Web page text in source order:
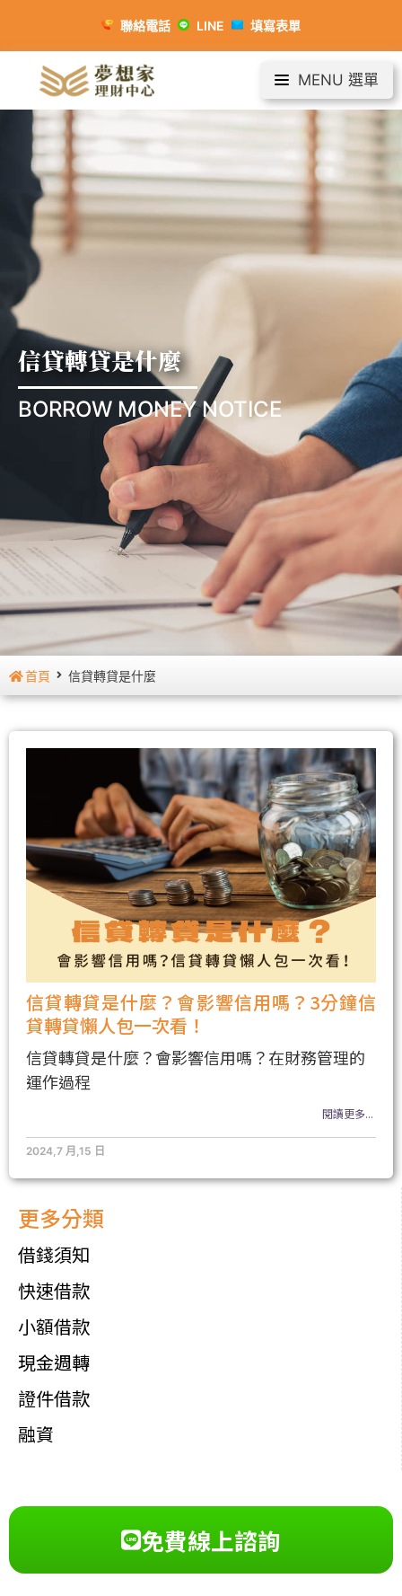
聯絡電話 LINE 填寫表單
MENU 選單
信貸轉貸是什麼
BORROW MONEY NOTICE
首頁 信貸轉貸是什麼
更多分類
借錢須知
快速借款
小額借款
現金週轉
證件借款
融資
信貸轉貸是什麼？會影響信用嗎？3分鐘信
貸轉貸懶人包一次看！
信貸轉貸是什麼？會影響信用嗎？在財務管理的
運作過程
閱讀更多...
2024,7 月,15 日
免費線上諮詢